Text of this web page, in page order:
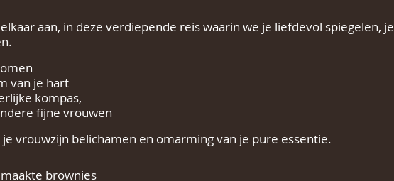
aan, in deze verdiepende reis waarin we je liefdevol spiegelen, je
van je hart
kompas,
fijne vrouwen
vrouwzijn belichamen en omarming van je pure essentie.
brownies